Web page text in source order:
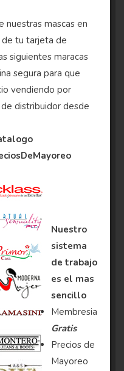
nuestras mascas en
tu tarjeta de
siguientes maracas
segura para que
vendiendo por
distribuidor desde
Nuestro
sistema
de trabajo
es el mas
sencillo
Membresia
Gratis
Precios de
Mayoreo